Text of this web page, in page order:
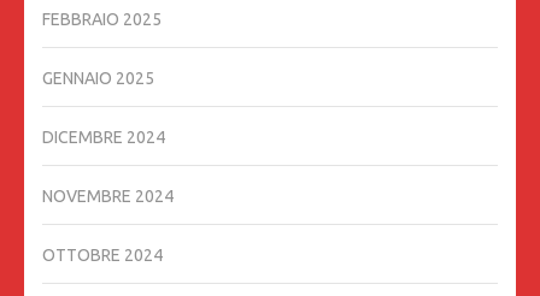
FEBBRAIO 2025
GENNAIO 2025
DICEMBRE 2024
NOVEMBRE 2024
OTTOBRE 2024